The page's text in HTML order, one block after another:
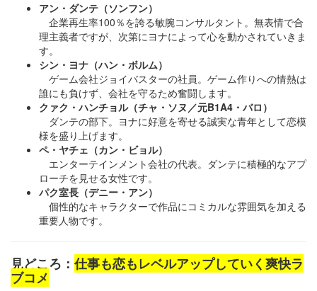
アン・ダンテ（ソンフン）
企業再生率100％を誇る敏腕コンサルタント。無表情で合
理主義者ですが、次第にヨナによって心を動かされていきま
す。
シン・ヨナ（ハン・ボルム）
ゲーム会社ジョイバスターの社員。ゲーム作りへの情熱は
誰にも負けず、会社を守るため奮闘します。
クァク・ハンチョル（チャ・ソヌ／元B1A4・バロ）
ダンテの部下。ヨナに好意を寄せる誠実な青年として恋模
様を盛り上げます。
ペ・ヤチェ（カン・ビョル）
エンターテインメント会社の代表。ダンテに積極的なアプ
ローチを見せる女性です。
パク室長（デニー・アン）
個性的なキャラクターで作品にコミカルな雰囲気を加える
重要人物です。
見どころ： 仕事も恋もレベルアップしていく爽快ラ
ブコメ